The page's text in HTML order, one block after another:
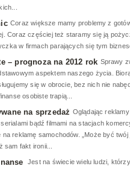
Coraz większe mamy problemy z
Coraz częściej też staramy się ją
w firmach parających się tym
– prognoza na 2012 rok Sprawy
aspektem naszego życia.
się w obrocie, bez nich nie
osobiste trapią...
na sprzedaż Oglądając
bądź filmami na stacjach
reklamę samochodów. „Może być twój
sam fakt ironii...
Jest na świecie wielu ludzi,